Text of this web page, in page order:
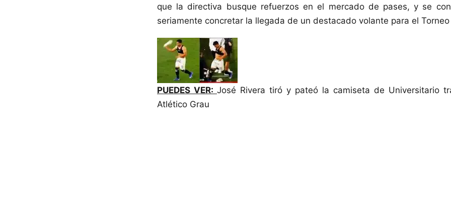
que la directiva busque refuerzos en el mercado de pases, y se
seriamente concretar la llegada de un destacado volante para el
PUEDES VER: José Rivera tiró y pateó la camiseta de Universitario
Atlético Grau